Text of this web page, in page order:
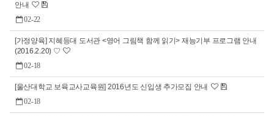
안내
02-22
[가정양육] 지혜등대 도서관 <영어 그림책 함께 읽기> 재능기부 프로그램 안내
(2016.2.20) ♡
02-18
[울산대학교 보육교사교육원] 2016년도 신입생 추가모집 안내
02-18